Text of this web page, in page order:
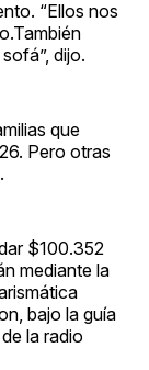
“Ellos nos
dijo.
que
Pero otras
$100.352
mediante la
bajo la guía
la radio